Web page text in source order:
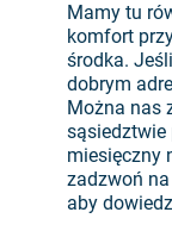
Mamy tu
komfort
środka.
dobrym
Można nas
sąsiedztwie
miesięczny
zadzwoń
aby